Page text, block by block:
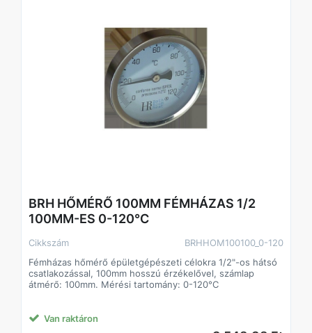
BRH HŐMÉRŐ 100MM FÉMHÁZAS 1/2
100MM-ES 0-120°C
Cikkszám
BRHHOM100100_0-120
Fémházas hőmérő épületgépészeti célokra 1/2"-os hátsó
csatlakozással, 100mm hosszú érzékelővel, számlap
átmérő: 100mm. Mérési tartomány: 0-120°C
Van raktáron